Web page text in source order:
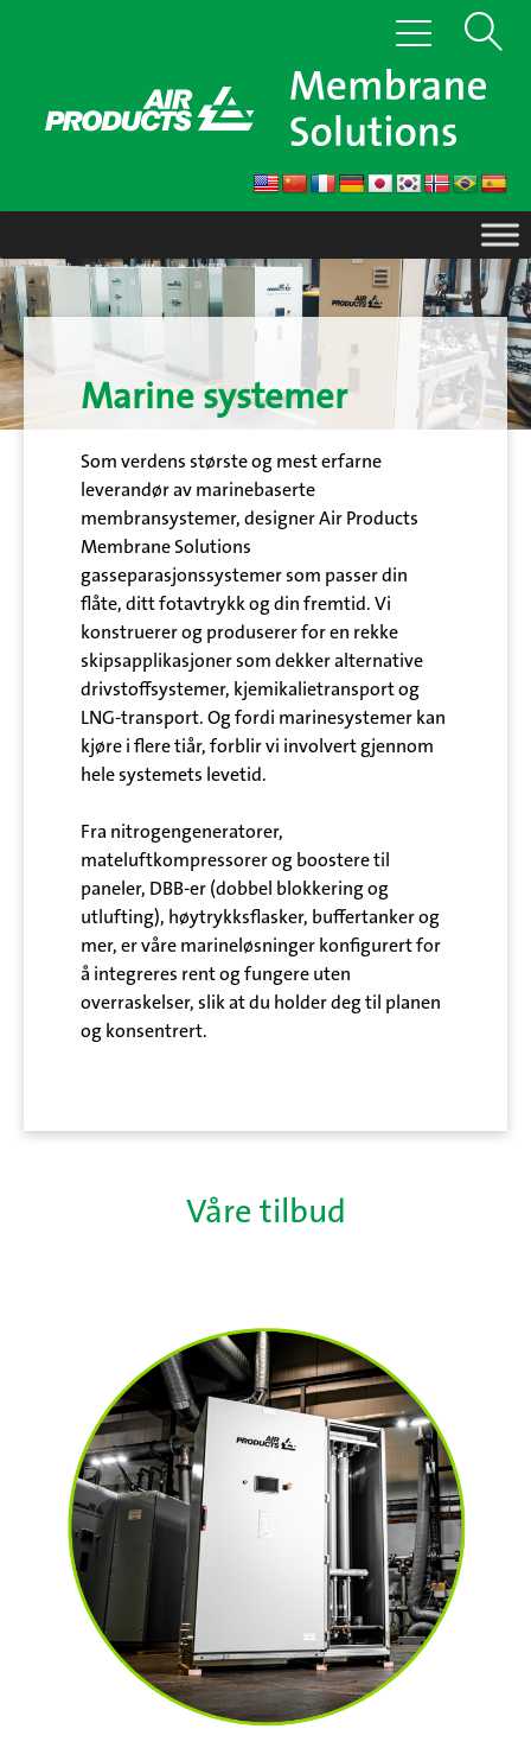
Veksle
Vis
søk
Marine systemer
Som verdens største og mest erfarne
leverandør av marinebaserte
membransystemer, designer Air Products
Membrane Solutions
gasseparasjonssystemer som passer din
flåte, ditt fotavtrykk og din fremtid. Vi
konstruerer og produserer for en rekke
skipsapplikasjoner som dekker alternative
drivstoffsystemer, kjemikalietransport og
LNG-transport. Og fordi marinesystemer kan
kjøre i flere tiår, forblir vi involvert gjennom
hele systemets levetid.
Fra nitrogengeneratorer,
mateluftkompressorer og boostere til
paneler, DBB-er (dobbel blokkering og
utlufting), høytrykksflasker, buffertanker og
mer, er våre marineløsninger konfigurert for
å integreres rent og fungere uten
overraskelser, slik at du holder deg til planen
og konsentrert.
Våre tilbud